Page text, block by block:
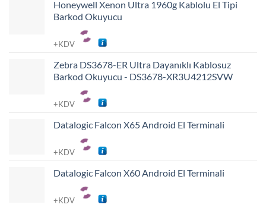
Honeywell Xenon Ultra 1960g Kablolu El Tipi
Barkod Okuyucu
+KDV
Zebra DS3678-ER Ultra Dayanıklı Kablosuz
Barkod Okuyucu - DS3678-XR3U4212SVW
+KDV
Datalogic Falcon X65 Android El Terminali
+KDV
Datalogic Falcon X60 Android El Terminali
+KDV